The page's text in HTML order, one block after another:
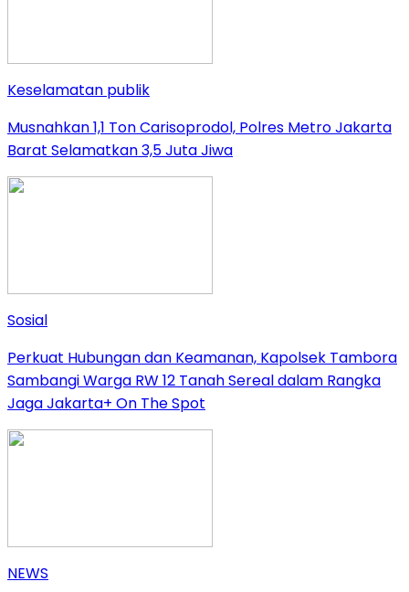
Keselamatan publik
Musnahkan 1,1 Ton Carisoprodol, Polres Metro Jakarta
Barat Selamatkan 3,5 Juta Jiwa
Sosial
Perkuat Hubungan dan Keamanan, Kapolsek Tambora
Sambangi Warga RW 12 Tanah Sereal dalam Rangka
Jaga Jakarta+ On The Spot
NEWS